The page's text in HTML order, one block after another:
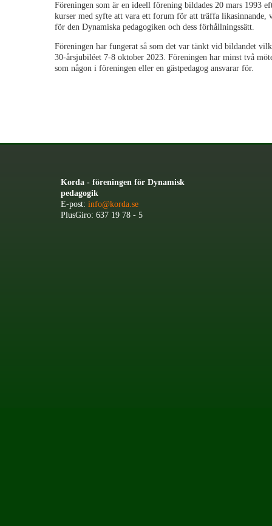
Föreningen som är en ideell förening bildades 20 mars 1993
kurser med syfte att vara ett forum för att träffa likasinnande,
för den Dynamiska pedagogiken och dess förhållningssätt.
Föreningen har fungerat så som det var tänkt vid bildandet
30-årsjubiléet 7-8 oktober 2023. Föreningen har minst två
som någon i föreningen eller en gästpedagog ansvarar för.
Korda - föreningen för Dynamisk
pedagogik
E-post: info@korda.se
PlusGiro: 637 19 78 - 5